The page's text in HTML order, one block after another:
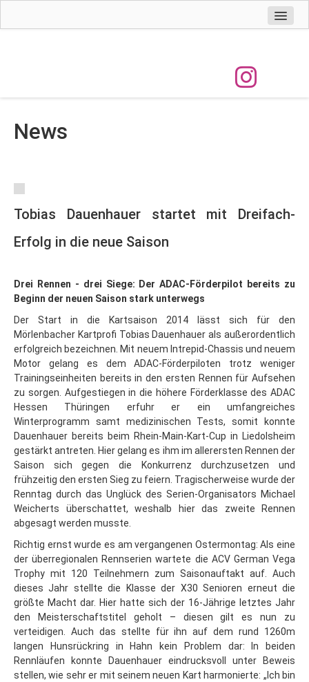
News
Sponsoring & Kontakt
Termine
News
Tobias Dauenhauer startet mit Dreifach-
Erfolg in die neue Saison
Drei Rennen - drei Siege: Der ADAC-Förderpilot bereits zu
Beginn der neuen Saison stark unterwegs
Der Start in die Kartsaison 2014 lässt sich für den
Mörlenbacher Kartprofi Tobias Dauenhauer als außerordentlich
erfolgreich bezeichnen. Mit neuem Intrepid-Chassis und neuem
Motor gelang es dem ADAC-Förderpiloten trotz weniger
Trainingseinheiten bereits in den ersten Rennen für Aufsehen
zu sorgen. Aufgestiegen in die höhere Förderklasse des ADAC
Hessen Thüringen erfuhr er ein umfangreiches
Winterprogramm samt medizinischen Tests, somit konnte
Dauenhauer bereits beim Rhein-Main-Kart-Cup in Liedolsheim
gestärkt antreten. Hier gelang es ihm im allerersten Rennen der
Saison sich gegen die Konkurrenz durchzusetzen und
frühzeitig den ersten Sieg zu feiern. Tragischerweise wurde der
Renntag durch das Unglück des Serien-Organisators Michael
Weicherts überschattet, weshalb hier das zweite Rennen
abgesagt werden musste.
Richtig ernst wurde es am vergangenen Ostermontag: Als eine
der überregionalen Rennserien wartete die ACV German Vega
Trophy mit 120 Teilnehmern zum Saisonauftakt auf. Auch
dieses Jahr stellte die Klasse der X30 Senioren erneut die
größte Macht dar. Hier hatte sich der 16-Jährige letztes Jahr
den Meisterschaftstitel geholt – diesen gilt es nun zu
verteidigen. Auch das stellte für ihn auf dem rund 1260m
langen Hunsrückring in Hahn kein Problem dar: In beiden
Rennläufen konnte Dauenhauer eindrucksvoll unter Beweis
stellen, wie sehr er mit seinem neuen Kart harmonierte: „Ich bin